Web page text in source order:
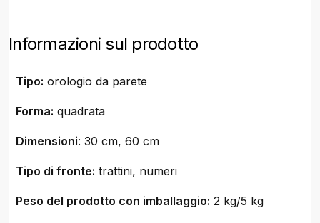
Informazioni sul prodotto
Tipo: orologio da parete
Forma: quadrata
Dimensioni: 30 cm, 60 cm
Tipo di fronte: trattini, numeri
Peso del prodotto con imballaggio: 2 kg/5 kg